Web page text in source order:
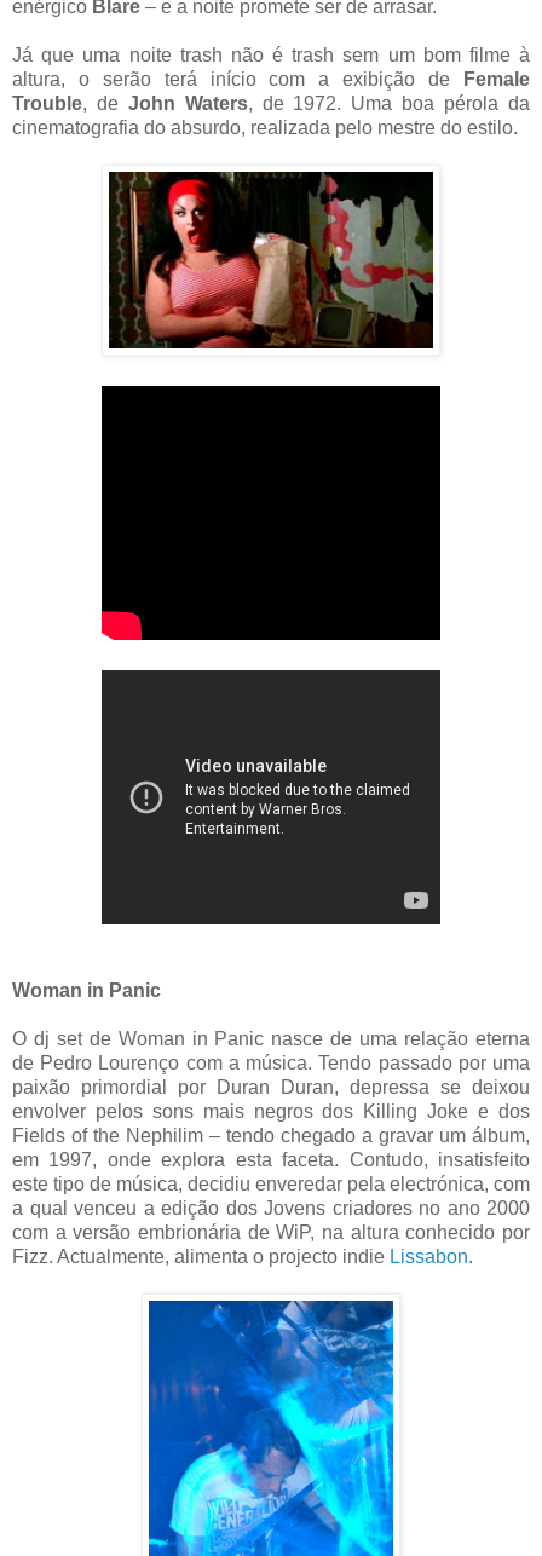
enérgico Blare – e a noite promete ser de arrasar.
Já que uma noite trash não é trash sem um bom filme à
altura, o serão terá início com a exibição de
Female
Trouble, deJohn Waters, de 1972. Uma boa pérola da
cinematografia do absurdo, realizada pelo mestre do estilo.
Woman in Panic
O dj set de Woman in Panic nasce de uma relação eterna
de Pedro Lourenço com a música. Tendo passado por uma
paixão primordial por Duran Duran, depressa se deixou
envolver pelos sons mais negros dos Killing Joke e dos
Fields of the Nephilim – tendo chegado a gravar um álbum,
em 1997, onde explora esta faceta. Contudo, insatisfeito
este tipo de música, decidiu enveredar pela electrónica, com
a qual venceu a edição dos Jovens criadores no ano 2000
com a versão embrionária de WiP, na altura conhecido por
Fizz. Actualmente, alimenta o projecto indie Lissabon.